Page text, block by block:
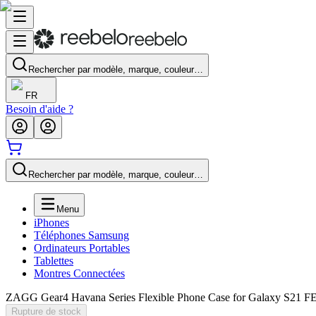
Rechercher par modèle, marque, couleur…
FR
Besoin d'aide ?
Rechercher par modèle, marque, couleur…
Menu
iPhones
Téléphones Samsung
Ordinateurs Portables
Tablettes
Montres Connectées
ZAGG Gear4 Havana Series Flexible Phone Case for Galaxy S21
Rupture de stock